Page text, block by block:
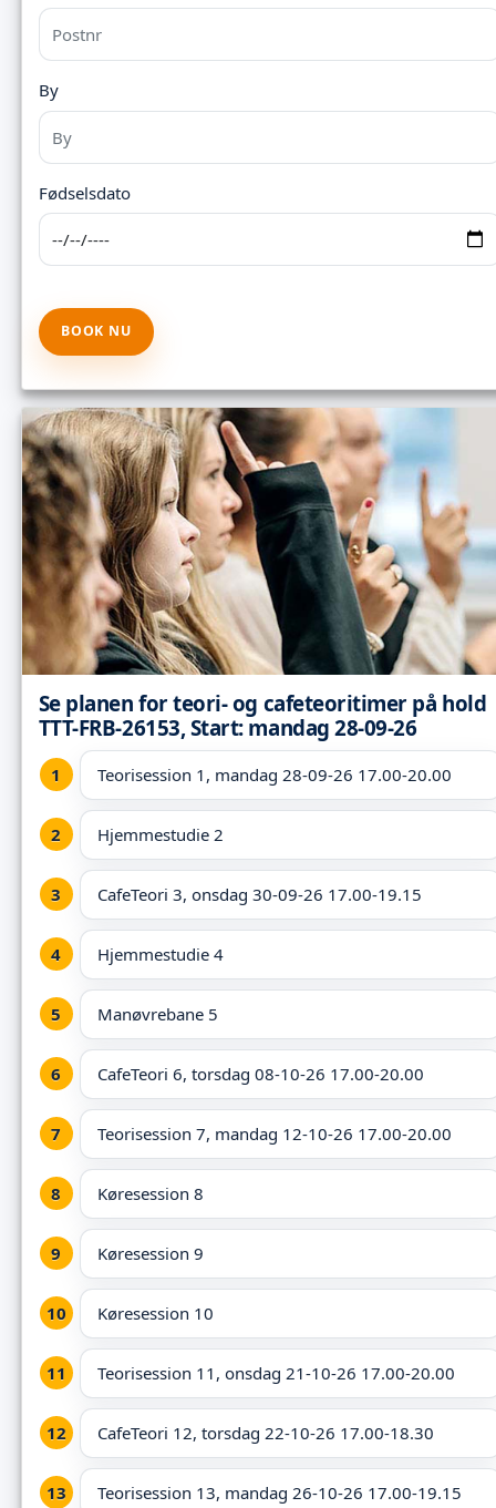
By
Fødselsdato
BOOK NU
Se planen for teori- og cafeteoritimer på hold
TTT-FRB-26153, Start: mandag 28-09-26
Teorisession 1, mandag 28-09-26 17.00-20.00
Hjemmestudie 2
CafeTeori 3, onsdag 30-09-26 17.00-19.15
Hjemmestudie 4
Manøvrebane 5
CafeTeori 6, torsdag 08-10-26 17.00-20.00
Teorisession 7, mandag 12-10-26 17.00-20.00
Køresession 8
Køresession 9
Køresession 10
Teorisession 11, onsdag 21-10-26 17.00-20.00
CafeTeori 12, torsdag 22-10-26 17.00-18.30
Teorisession 13, mandag 26-10-26 17.00-19.15